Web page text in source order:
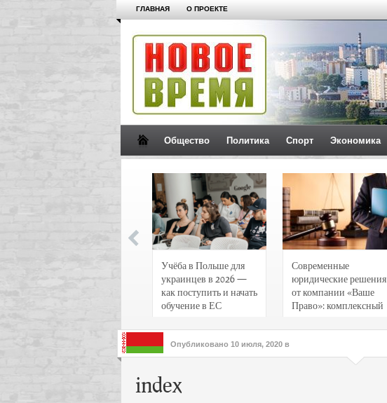
ГЛАВНАЯ О ПРОЕКТЕ
Общество Политика Спорт Экономика
Учёба в Польше для
украинцев в 2026 —
как поступить и начать
обучение в ЕС
Современные
юридические решения
от компании «Ваше
Право»: комплексный
интересов клиентов
Опубликовано 10 июля, 2020 в
index